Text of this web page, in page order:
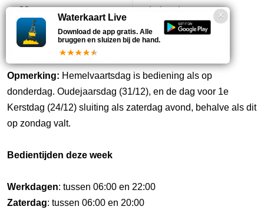
80
onbekend
Afstandsbediening VHF 80
Opmerking: Hemelvaartsdag is bediening als op
donderdag. Oudejaarsdag (31/12), en de dag voor 1e
Kerstdag (24/12) sluiting als zaterdag avond, behalve als dit
op zondag valt.
Bedientijden deze week
Werkdagen: tussen 06:00 en 22:00
Zaterdag: tussen 06:00 en 20:00
Waterkaart Live
Download de app gratis. Alle
bruggen en sluizen bij de hand.